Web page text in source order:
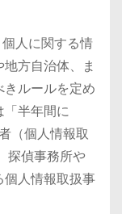
人に関する情
方自治体、ま
ルールを定め
半年間に
（個人情報取
探偵事務所や
人情報取扱事